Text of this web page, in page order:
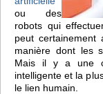
ou des
robots qui
peut certainement
manière dont les
Mais il y a une
intelligente et la
le lien humain.